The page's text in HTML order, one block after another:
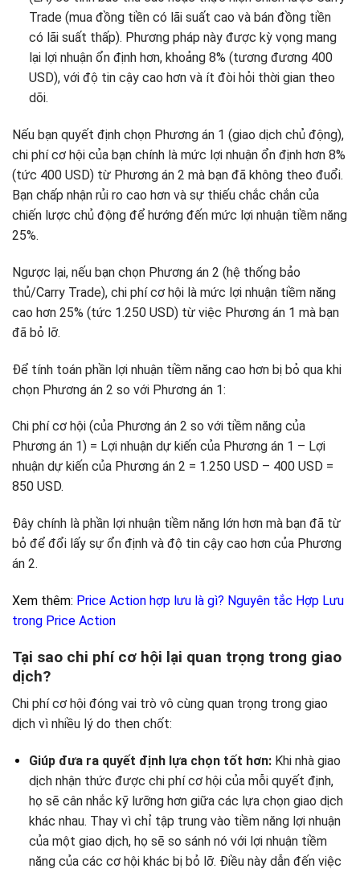
Trade (mua đồng tiền có lãi suất cao và bán đồng tiền
có lãi suất thấp). Phương pháp này được kỳ vọng mang
lại lợi nhuận ổn định hơn, khoảng 8% (tương đương 400
USD), với độ tin cậy cao hơn và ít đòi hỏi thời gian theo
dõi.
Nếu bạn quyết định chọn Phương án 1 (giao dịch chủ động),
chi phí cơ hội của bạn chính là mức lợi nhuận ổn định hơn 8%
(tức 400 USD) từ Phương án 2 mà bạn đã không theo đuổi.
Bạn chấp nhận rủi ro cao hơn và sự thiếu chắc chắn của
chiến lược chủ động để hướng đến mức lợi nhuận tiềm năng
25%.
Ngược lại, nếu bạn chọn Phương án 2 (hệ thống bảo
thủ/Carry Trade), chi phí cơ hội là mức lợi nhuận tiềm năng
cao hơn 25% (tức 1.250 USD) từ việc Phương án 1 mà bạn
đã bỏ lỡ.
Để tính toán phần lợi nhuận tiềm năng cao hơn bị bỏ qua khi
chọn Phương án 2 so với Phương án 1:
Chi phí cơ hội (của Phương án 2 so với tiềm năng của
Phương án 1) = Lợi nhuận dự kiến của Phương án 1 – Lợi
nhuận dự kiến của Phương án 2 = 1.250 USD – 400 USD =
850 USD.
Đây chính là phần lợi nhuận tiềm năng lớn hơn mà bạn đã từ
bỏ để đổi lấy sự ổn định và độ tin cậy cao hơn của Phương
án 2.
Xem thêm: Price Action hợp lưu là gì? Nguyên tắc Hợp Lưu
trong Price Action
Tại sao chi phí cơ hội lại quan trọng trong giao
dịch?
Chi phí cơ hội đóng vai trò vô cùng quan trọng trong giao
dịch vì nhiều lý do then chốt:
Giúp đưa ra quyết định lựa chọn tốt hơn:Khi nhà giao
dịch nhận thức được chi phí cơ hội của mỗi quyết định,
họ sẽ cân nhắc kỹ lưỡng hơn giữa các lựa chọn giao dịch
khác nhau. Thay vì chỉ tập trung vào tiềm năng lợi nhuận
của một giao dịch, họ sẽ so sánh nó với lợi nhuận tiềm
năng của các cơ hội khác bị bỏ lỡ. Điều này dẫn đến việc